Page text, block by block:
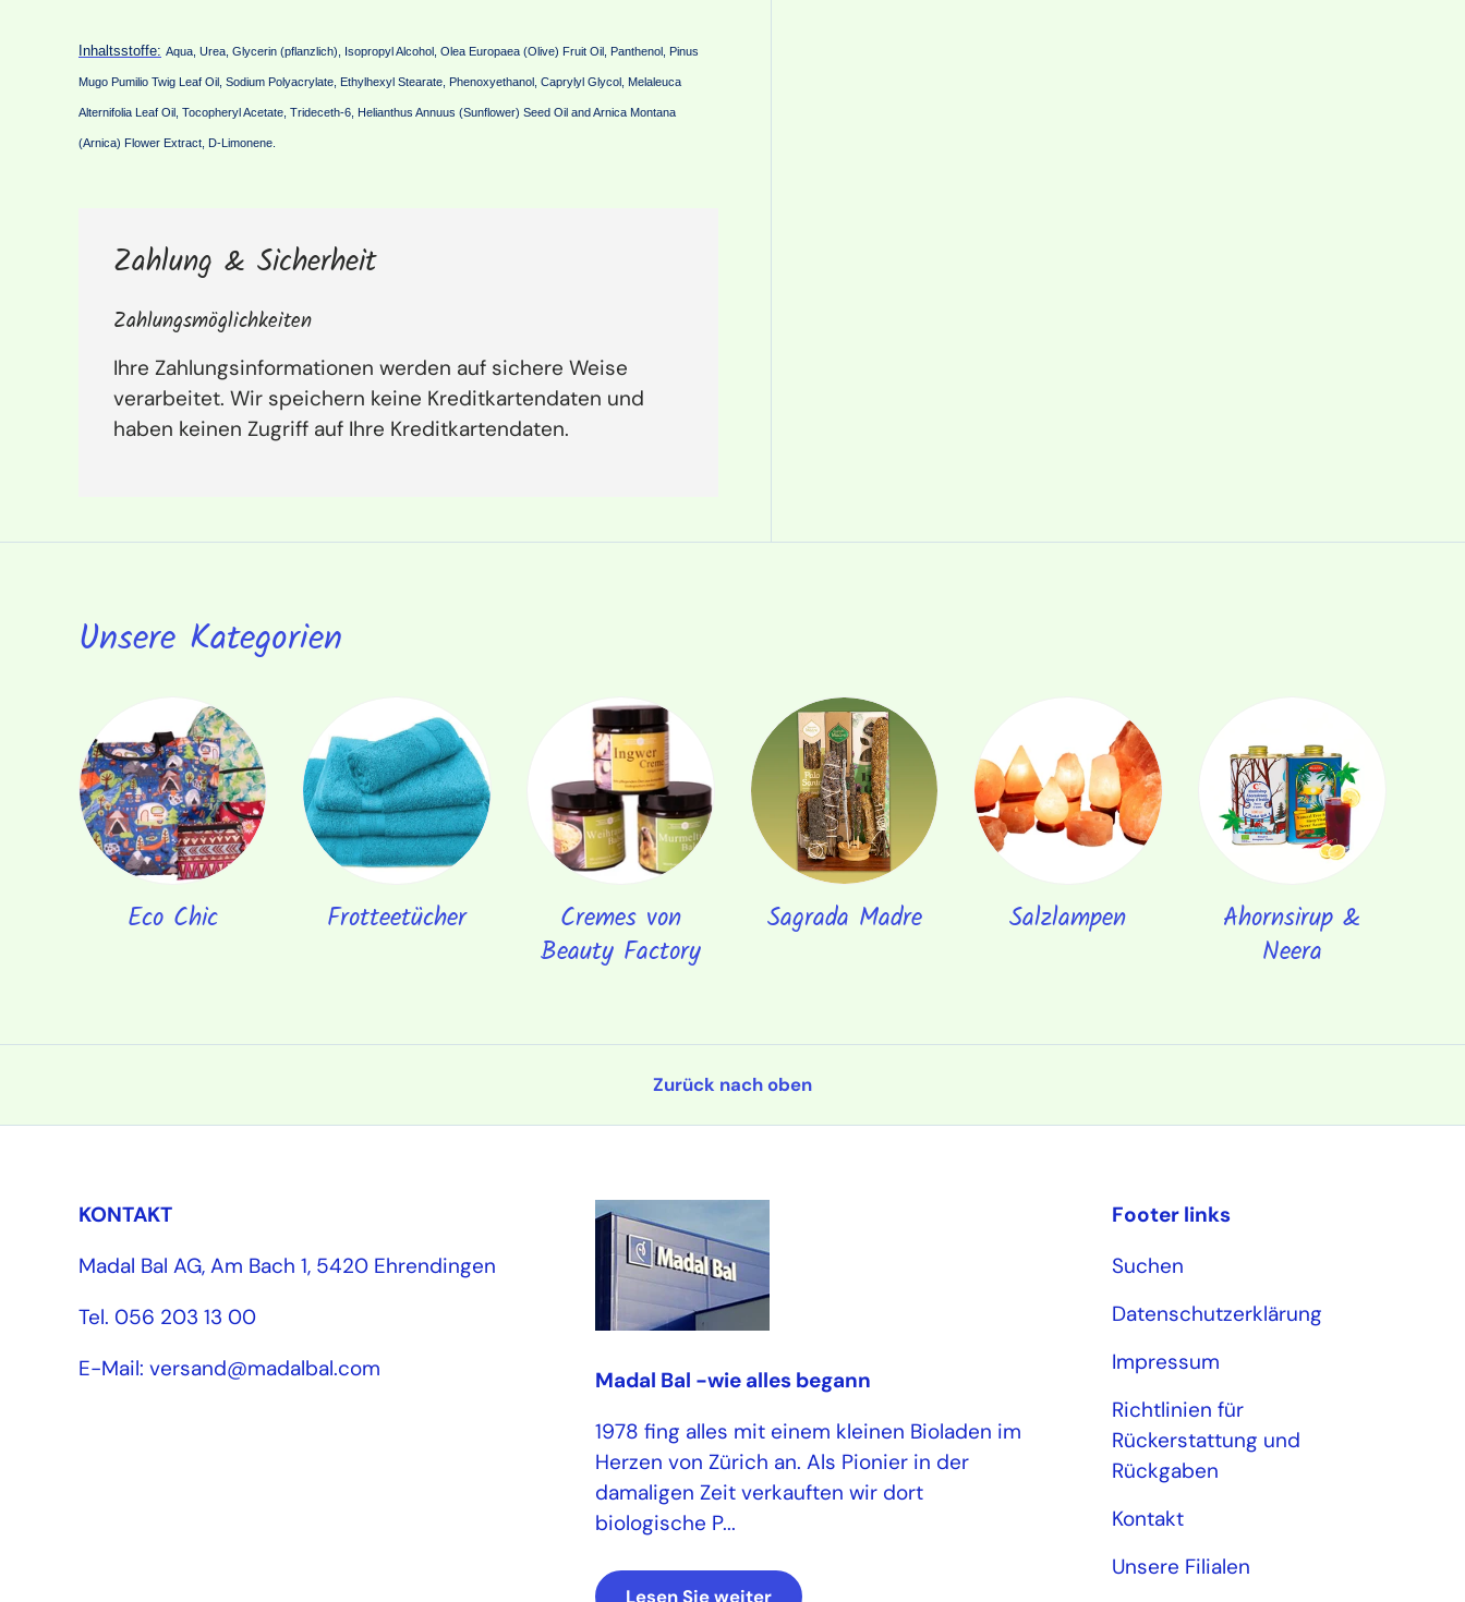
Inhaltsstoffe: Aqua, Urea, Glycerin (pflanzlich), Isopropyl Alcohol, Olea Europaea (Olive) Fruit Oil, Panthenol, Pinus
Mugo Pumilio Twig Leaf Oil, Sodium Polyacrylate, Ethylhexyl Stearate, Phenoxyethanol, Caprylyl Glycol, Melaleuca
Alternifolia Leaf Oil, Tocopheryl Acetate, Trideceth-6, Helianthus Annuus (Sunflower) Seed Oil and Arnica Montana
(Arnica) Flower Extract, D-Limonene.
Zahlung & Sicherheit
Zahlungsmöglichkeiten
Ihre Zahlungsinformationen werden auf sichere Weise
verarbeitet. Wir speichern keine Kreditkartendaten und
haben keinen Zugriff auf Ihre Kreditkartendaten.
Unsere Kategorien
Eco Chic Frotteetücher
Cremes von
Beauty Factory
Sagrada Madre Salzlampen
Ahornsirup &
Neera
Zurück nach oben
KONTAKT
Madal Bal AG, Am Bach 1, 5420 Ehrendingen
Tel. 056 203 13 00
E-Mail: versand@madalbal.com
Madal Bal -wie alles begann
1978 fing alles mit einem kleinen Bioladen im
Herzen von Zürich an. Als Pionier in der
damaligen Zeit verkauften wir dort
biologische P...
Lesen Sie weiter
Footer links
Suchen
Datenschutzerklärung
Impressum
Richtlinien für
Rückerstattung und
Rückgaben
Kontakt
Unsere Filialen